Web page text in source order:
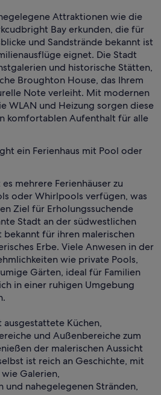
Attraktionen wie die
Bay erkunden, die für
und Sandstrände bekannt ist
eignet. Die Stadt
und historische Stätten,
Broughton House, das Ihrem
Note verleiht. Mit modernen
WLAN und Heizung sorgen diese
komfortablen Aufenthalt für alle
ein Ferienhaus mit Pool oder
mehrere Ferienhäuser zu
oder Whirlpools verfügen, was
Ziel für Erholungssuchende
Stadt an der südwestlichen
bekannt für ihren malerischen
Erbe. Viele Anwesen in der
wie private Pools,
Gärten, ideal für Familien
in einer ruhigen Umgebung
ausgestattete Küchen,
und Außenbereiche zum
der malerischen Aussicht
ist reich an Geschichte, mit
Galerien,
und nahegelegenen Stränden,